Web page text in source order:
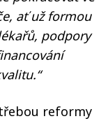
ať už formou
podpory
reformy